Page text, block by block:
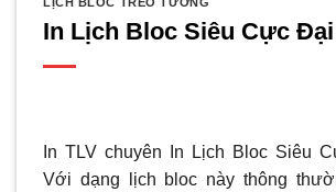
In Lịch Bloc Siêu Cực Đại
In TLV chuyên In Lịch Bloc Siêu
Với dạng lịch bloc này thông